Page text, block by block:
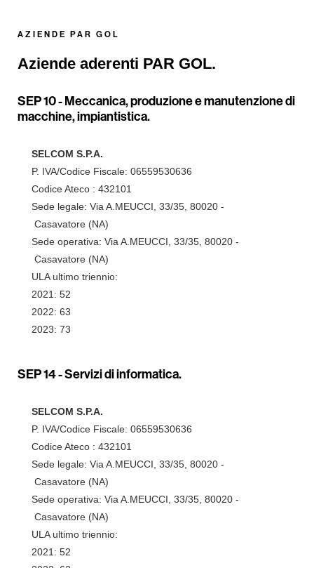
AZIENDE PAR GOL
Aziende aderenti PAR GOL.
SEP 10 -Meccanica, produzione e manutenzione di
macchine, impiantistica.
SELCOM S.P.A.
P. IVA/Codice Fiscale: 06559530636
Codice Ateco : 432101
Sede legale: Via A.MEUCCI, 33/35, 80020 -
Casavatore (NA)
Sede operativa: Via A.MEUCCI, 33/35, 80020 -
Casavatore (NA)
ULA ultimo triennio:
2021: 52
2022: 63
2023: 73
SEP 14 -Servizi di informatica.
SELCOM S.P.A.
P. IVA/Codice Fiscale: 06559530636
Codice Ateco : 432101
Sede legale: Via A.MEUCCI, 33/35, 80020 -
Casavatore (NA)
Sede operativa: Via A.MEUCCI, 33/35, 80020 -
Casavatore (NA)
ULA ultimo triennio:
2021: 52